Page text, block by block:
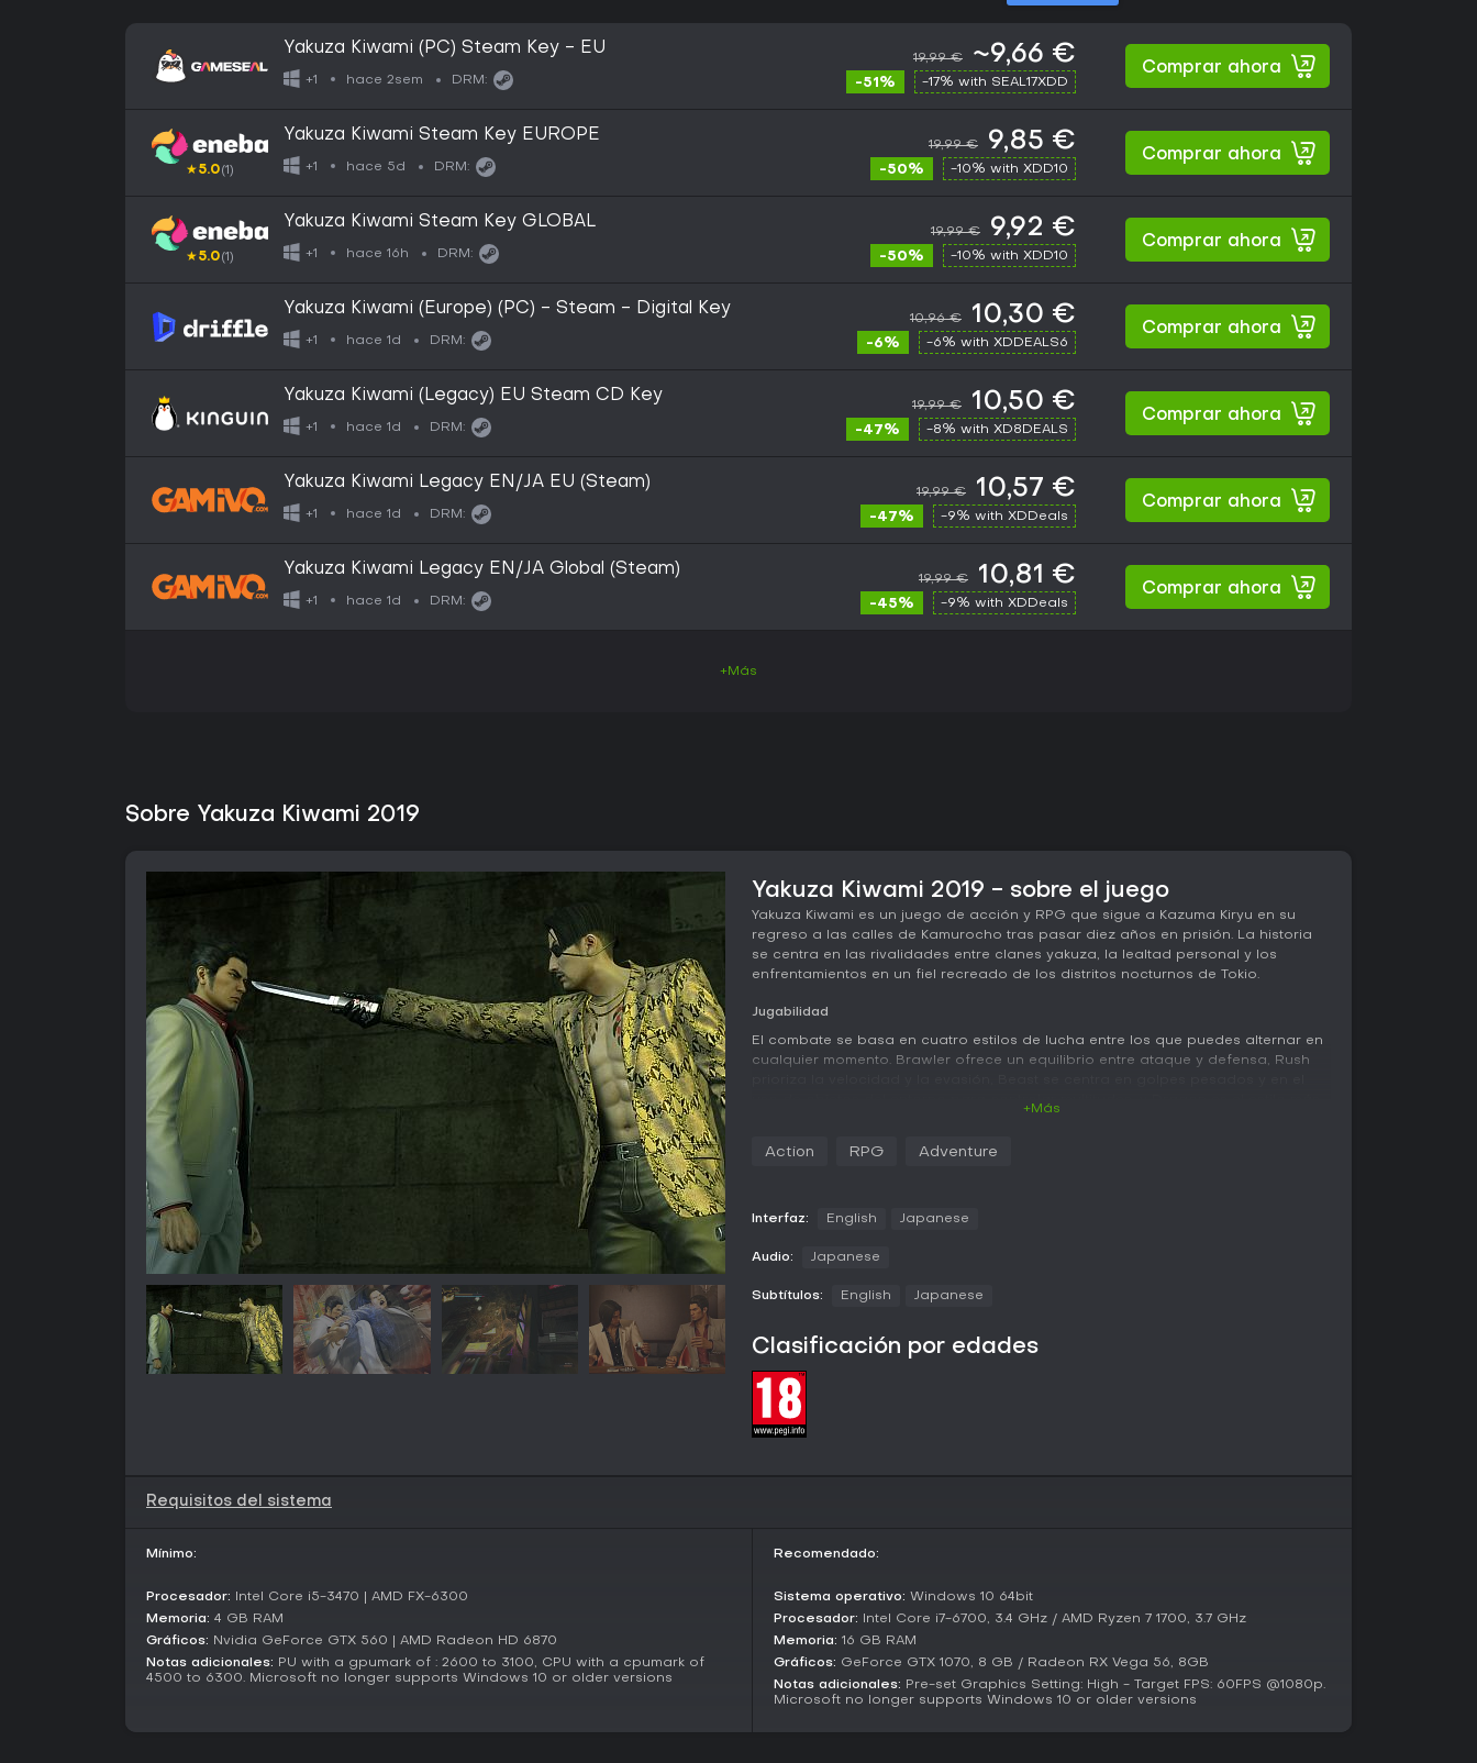
Yakuza Kiwami (PC) Steam Key - EU
+1 hace 2sem DRM:
19,99 € ~9,66 €
-51% -17% with SEAL17XDD
Comprar ahora
★5.0(1)
Yakuza Kiwami Steam Key EUROPE
+1 hace 5d DRM:
19,99 € 9,85 €
-50% -10% with XDD10
Comprar ahora
★5.0(1)
Yakuza Kiwami Steam Key GLOBAL
+1 hace 16h DRM:
19,99 € 9,92 €
-50% -10% with XDD10
Comprar ahora
Yakuza Kiwami (Europe) (PC) - Steam - Digital Key
+1 hace 1d DRM:
10,96 € 10,30 €
-6% -6% with XDDEALS6
Comprar ahora
Yakuza Kiwami (Legacy) EU Steam CD Key
+1 hace 1d DRM:
19,99 € 10,50 €
-47% -8% with XD8DEALS
Comprar ahora
Yakuza Kiwami Legacy EN/JA EU (Steam)
+1 hace 1d DRM:
19,99 € 10,57 €
-47% -9% with XDDeals
Comprar ahora
Yakuza Kiwami Legacy EN/JA Global (Steam)
+1 hace 1d DRM:
19,99 € 10,81 €
-45% -9% with XDDeals
Comprar ahora
+Más
Sobre Yakuza Kiwami 2019
Yakuza Kiwami 2019 - sobre el juego
Yakuza Kiwami es un juego de acción y RPG que sigue a Kazuma Kiryu en su
regreso a las calles de Kamurocho tras pasar diez años en prisión. La historia
se centra en las rivalidades entre clanes yakuza, la lealtad personal y los
enfrentamientos en un fiel recreado de los distritos nocturnos de Tokio.
Jugabilidad
El combate se basa en cuatro estilos de lucha entre los que puedes alternar en
cualquier momento. Brawler ofrece un equilibrio entre ataque y defensa, Rush
llena durante los combates.
carteles o botellas. El jugador debe controlar la posición frente a varios
progresión RPG permite mejorar cada estilo mediante árboles de habilidades
y encuentros secundarios. Las actividades y minijuegos otorgan experiencia e
ítems que ayudan al desarrollo del personaje sin interrumpir la historia principal.
Modos de juego
La experiencia principal sigue una campaña lineal dividida en capítulos que
narran el regreso de Kiryu y el aumento de las tensiones entre las facciones
aceptar encargos de los habitantes o participar en actividades recreativas que
Un sistema de encuentros recurrentes introduce desafíos sorpresa de un rival
contenido está diseñado para un solo jugador.
+Más
Action RPG Adventure
Interfaz: English Japanese
Audio: Japanese
Subtítulos: English Japanese
Clasificación por edades
Requisitos del sistema
Mínimo:
Procesador: Intel Core i5-3470 | AMD FX-6300
Memoria: 4 GB RAM
Gráficos: Nvidia GeForce GTX 560 | AMD Radeon HD 6870
Notas adicionales: PU with a gpumark of : 2600 to 3100, CPU with a cpumark of
4500 to 6300. Microsoft no longer supports Windows 10 or older versions
Recomendado:
Sistema operativo: Windows 10 64bit
Procesador: Intel Core i7-6700, 3.4 GHz / AMD Ryzen 7 1700, 3.7 GHz
Memoria: 16 GB RAM
Gráficos: GeForce GTX 1070, 8 GB / Radeon RX Vega 56, 8GB
Notas adicionales: Pre-set Graphics Setting: High - Target FPS: 60FPS @1080p.
Microsoft no longer supports Windows 10 or older versions